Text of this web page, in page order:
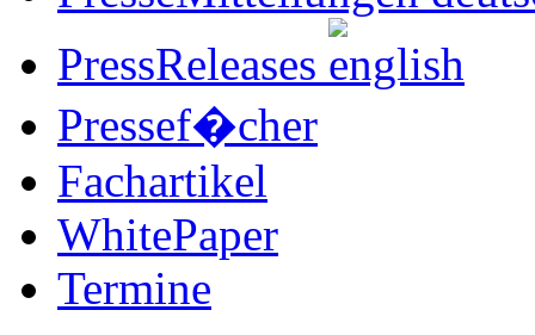
PressReleases
Pressef�cher
Fachartikel
WhitePaper
Termine